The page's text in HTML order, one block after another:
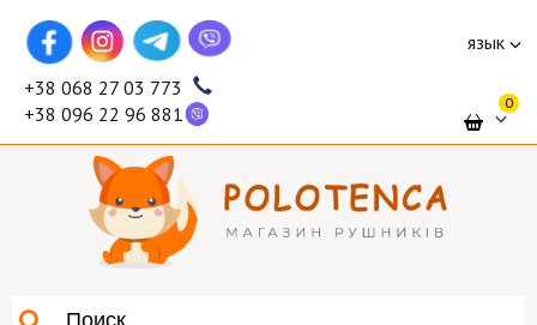
язык
+38 068 27 03 773
+38 096 22 96 881
0